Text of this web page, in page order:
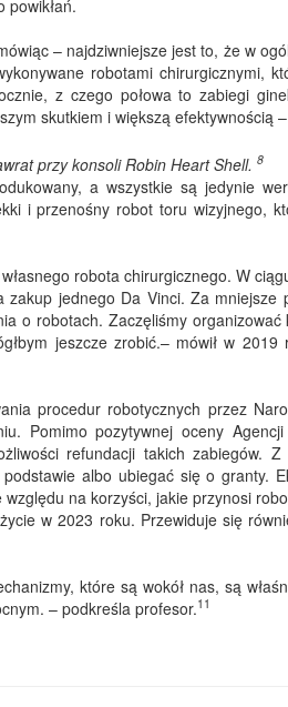
– najdziwniejsze jest to, że w
robotami chirurgicznymi,
z czego połowa to zabiegi
skutkiem i większą efektywnością
przy konsoli Robin Heart Shell. 8
a wszystkie są jedynie
i przenośny robot toru wizyjnego,
robota chirurgicznego. W
jednego Da Vinci. Za mniejsze
o robotach. Zaczęliśmy
jeszcze zrobić.– mówił w
procedur robotycznych przez
Pomimo pozytywnej oceny
refundacji takich zabiegów.
albo ubiegać się o granty.
na korzyści, jakie przynosi
w 2023 roku. Przewiduje się
które są wokół nas, są
– podkreśla profesor.11